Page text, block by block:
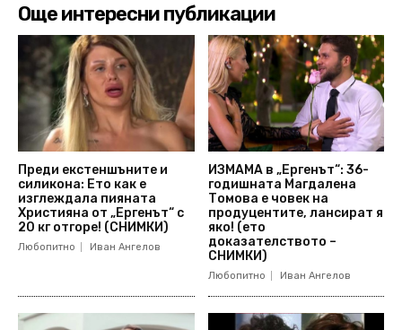
Още интересни публикации
Преди екстеншъните и
силикона: Ето как е
изглеждала пияната
Християна от „Ергенът“ с
20 кг отгоре! (СНИМКИ)
Любопитно Иван Ангелов
ИЗМАМА в „Ергенът“: 36-
годишната Магдалена
Томова е човек на
продуцентите, лансират я
яко! (ето
доказателството –
СНИМКИ)
Любопитно Иван Ангелов